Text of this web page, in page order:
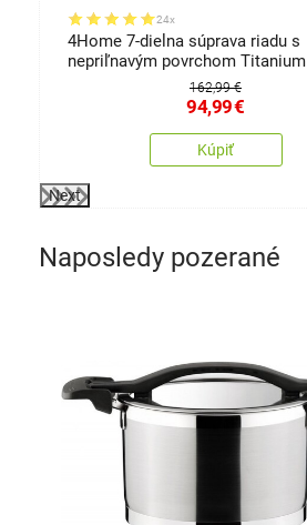
24x
4Home 7-dielna súprava riadu s
nepriľnavým povrchom Titanium
162,99 €
94,99€
Kúpiť
Next
Naposledy pozerané